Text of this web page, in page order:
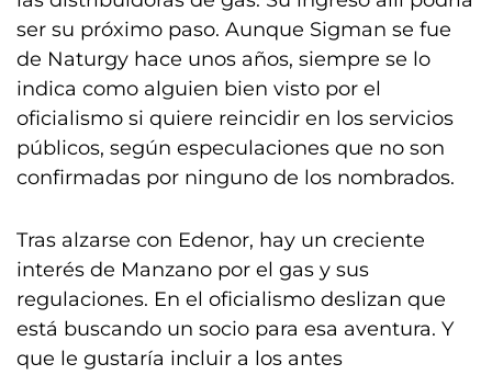
ser su próximo paso. Aunque Sigman se fue
de Naturgy hace unos años, siempre se lo
indica como alguien bien visto por el
oficialismo si quiere reincidir en los servicios
públicos, según especulaciones que no son
confirmadas por ninguno de los nombrados.
Tras alzarse con Edenor, hay un creciente
interés de Manzano por el gas y sus
regulaciones. En el oficialismo deslizan que
está buscando un socio para esa aventura. Y
que le gustaría incluir a los antes